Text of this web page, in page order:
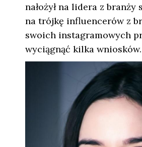
nałożył na lidera z
na trójkę influencerów z
swoich instagramowych
wyciągnąć kilka wniosków.